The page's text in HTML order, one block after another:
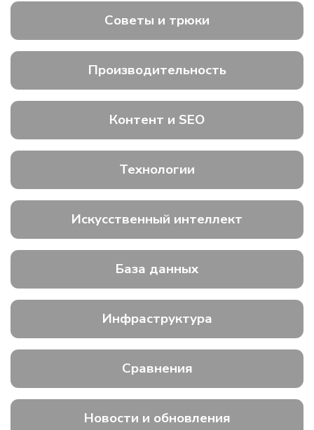
Советы и трюки
Производительность
Контент и SEO
Технологии
Искусственный интеллект
База данных
Инфраструктура
Сравнения
Новости и обновления